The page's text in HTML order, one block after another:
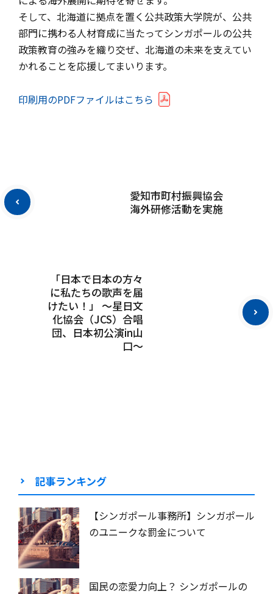
そして、北海道に拠点を置く公共政策大学院が、公共
部門に携わる人材育成に当たってシンガポールの公共
政策教育の強みを織り交ぜ、北海道の未来を支えてい
かれることを応援してまいります。
印刷用のPDFファイルはこちら
愛知市町村振興協会
海外研修活動を実施
「日本で日本の方々
に私たちの歌声を届
けたい！」 ～星日文
化協会（JCS）合唱
団、日本初公演in山
口～
記事ランキング
【シンガポール事務所】シンガポール
のユニークな罰金について
国民の恋愛力向上？ シンガポールの